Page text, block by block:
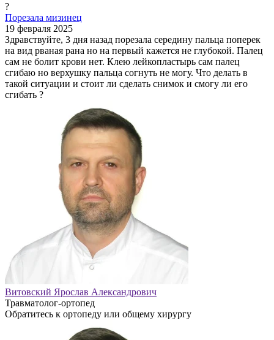
?
Порезала мизинец
19 февраля 2025
Здравствуйте, 3 дня назад порезала середину пальца поперек
на вид рваная рана но на первый кажется не глубокой. Палец
сам не болит крови нет. Клею лейкопластырь сам палец
сгибаю но верхушку пальца согнуть не могу. Что делать в
такой ситуации и стоит ли сделать снимок и смогу ли его
сгибать ?
Витовский Ярослав Александрович
Травматолог-ортопед
Обратитесь к ортопеду или общему хирургу